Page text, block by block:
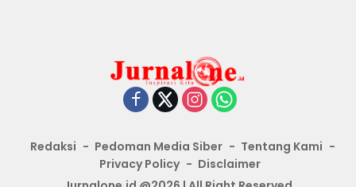
Redaksi Pedoman Media Siber
Tentang Kami
Privacy Policy
Disclaimer